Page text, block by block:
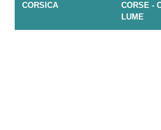
CORSICA
CORSE -
LUME